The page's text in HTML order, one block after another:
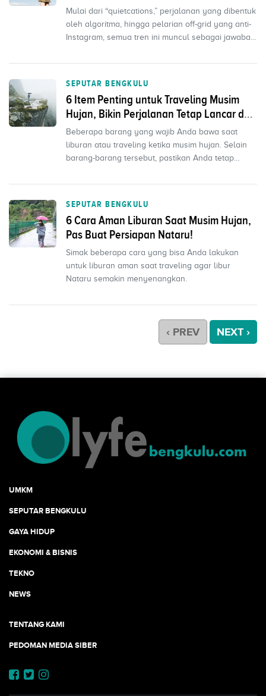
Mulai dari “quietcations,” perjalanan yang dibentuk
oleh algoritma, hingga pelarian off-grid yang anti-
Instagram, semua tren ini muncul sebagai jawaba...
SEPUTAR BENGKULU
6 Item Penting untuk Traveling Musim
Hujan, Bikin Perjalanan Tetap Lancar dan
Seru
Beberapa barang yang wajib Anda bawa saat
liburan atau traveling ketika musim hujan. Selain
barang-barang tersebut, pastikan Anda tetap
SEPUTAR BENGKULU
6 Cara Aman Liburan Saat Musim Hujan,
Pas Buat Persiapan Nataru!
Simak beberapa cara yang bisa Anda lakukan
untuk liburan aman saat traveling agar libur
Nataru semakin menyenangkan.
‹ PREV NEXT ›
UMKM
SEPUTAR BENGKULU
GAYA HIDUP
EKONOMI & BISNIS
TEKNO
NEWS
TENTANG KAMI
PEDOMAN MEDIA SIBER